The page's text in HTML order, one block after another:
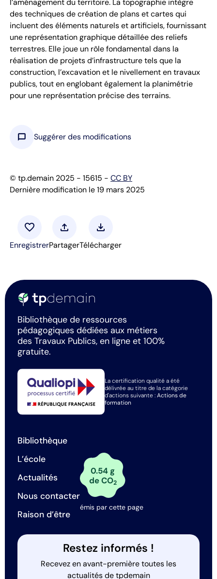
l’aménagement du territoire. La topographie intègre
des techniques de création de plans et cartes qui
incluent des éléments naturels et artificiels, fournissant
une représentation graphique détaillée des reliefs
terrestres. Elle joue un rôle fondamental dans la
réalisation de projets d’infrastructure tels que la
construction, l’excavation et le nivellement en travaux
publics, tout en englobant également la planimétrie
pour une représentation précise des terrains.
chat_bubble Suggérer des modifications
© tp.demain 2025 - 15615 - CC BY
Dernière modification le 19 mars 2025
favorite
Enregistrer
upload
Partager
download
Télécharger
Bibliothèque de ressources
pédagogiques dédiées aux métiers
des Travaux Publics, en ligne et 100%
gratuite.
La certification qualité a été
délivrée au titre de la catégorie
d'actions suivante :Actions de
formation
Bibliothèque
L’école
Actualités
Nous contacter
Raison d’être
0.54 g
de CO2
émis par cette page
Restez informés !
Recevez en avant-première toutes les
actualités de tpdemain